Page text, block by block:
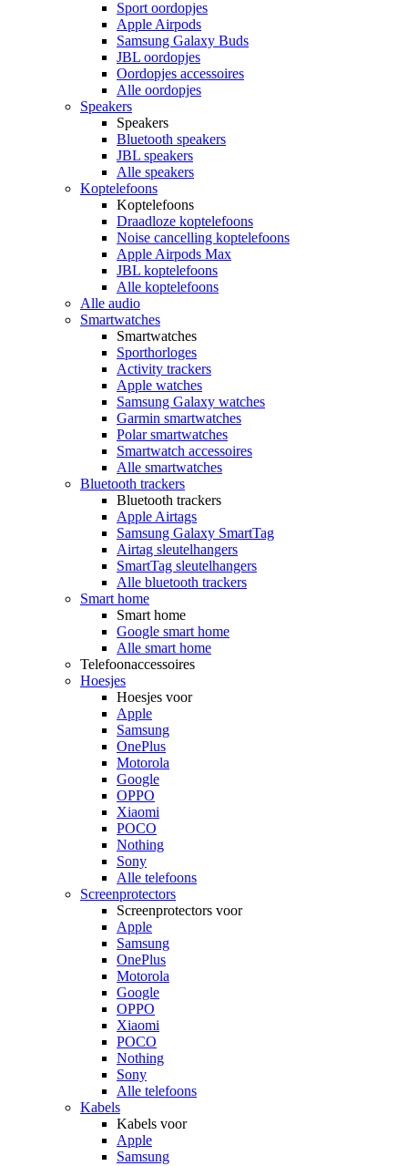
Sport oordopjes
Apple Airpods
Samsung Galaxy Buds
JBL oordopjes
Oordopjes accessoires
Alle oordopjes
Speakers
Speakers
Bluetooth speakers
JBL speakers
Alle speakers
Koptelefoons
Koptelefoons
Draadloze koptelefoons
Noise cancelling koptelefoons
Apple Airpods Max
JBL koptelefoons
Alle koptelefoons
Alle audio
Smartwatches
Smartwatches
Sporthorloges
Activity trackers
Apple watches
Samsung Galaxy watches
Garmin smartwatches
Polar smartwatches
Smartwatch accessoires
Alle smartwatches
Bluetooth trackers
Bluetooth trackers
Apple Airtags
Samsung Galaxy SmartTag
Airtag sleutelhangers
SmartTag sleutelhangers
Alle bluetooth trackers
Smart home
Smart home
Google smart home
Alle smart home
Telefoonaccessoires
Hoesjes
Hoesjes voor
Apple
Samsung
OnePlus
Motorola
Google
OPPO
Xiaomi
POCO
Nothing
Sony
Alle telefoons
Screenprotectors
Screenprotectors voor
Apple
Samsung
OnePlus
Motorola
Google
OPPO
Xiaomi
POCO
Nothing
Sony
Alle telefoons
Kabels
Kabels voor
Apple
Samsung